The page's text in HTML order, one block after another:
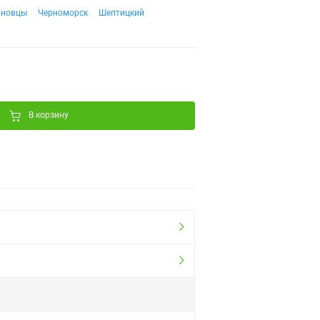
Черноморск Шептицкий
В корзину